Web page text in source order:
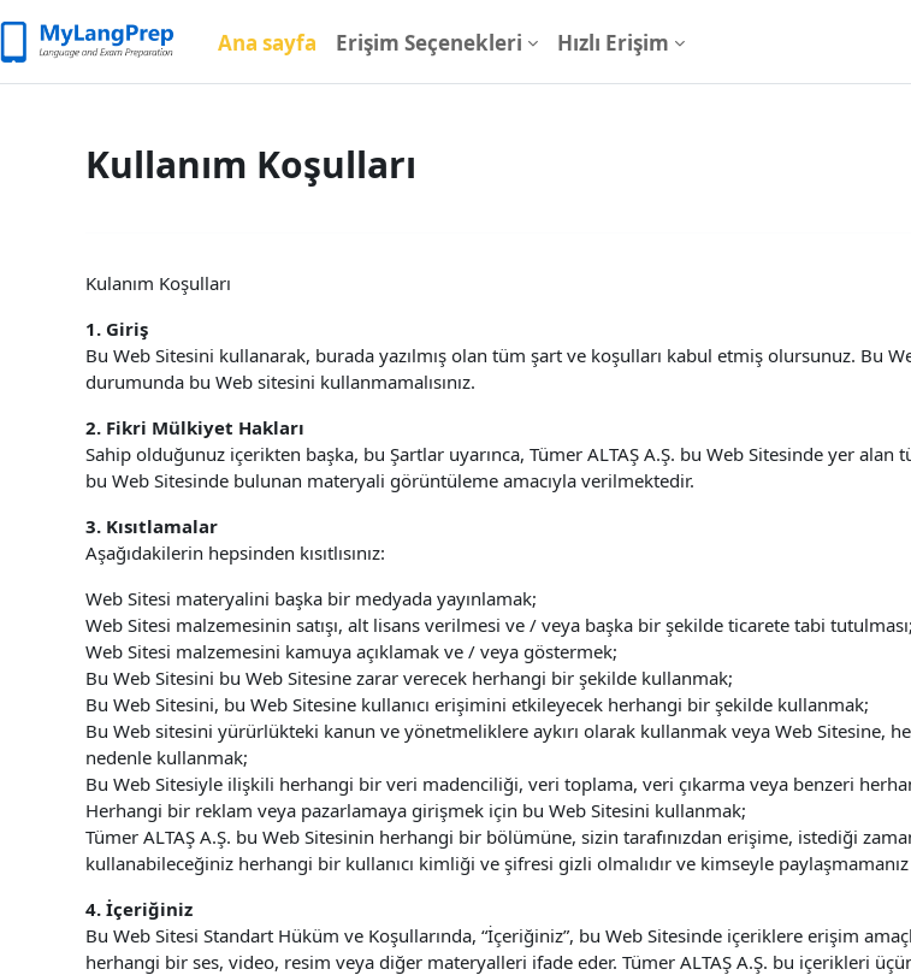
Ana sayfa Erişim Seçenekleri Hızlı Erişim
Kullanım Koşulları
Kulanım Koşulları
1. Giriş
Bu Web Sitesini kullanarak, burada yazılmış olan tüm şart ve koşulları kabul etmiş olursunuz. Bu
durumunda bu Web sitesini kullanmamalısınız.
2. Fikri Mülkiyet Hakları
Sahip olduğunuz içerikten başka, bu Şartlar uyarınca, Tümer ALTAŞ A.Ş. bu Web Sitesinde yer alan
bu Web Sitesinde bulunan materyali görüntüleme amacıyla verilmektedir.
3. Kısıtlamalar
Aşağıdakilerin hepsinden kısıtlısınız:
Web Sitesi materyalini başka bir medyada yayınlamak;
Web Sitesi malzemesinin satışı, alt lisans verilmesi ve / veya başka bir şekilde ticarete tabi tutulması;
Web Sitesi malzemesini kamuya açıklamak ve / veya göstermek;
Bu Web Sitesini bu Web Sitesine zarar verecek herhangi bir şekilde kullanmak;
Bu Web Sitesini, bu Web Sitesine kullanıcı erişimini etkileyecek herhangi bir şekilde kullanmak;
Bu Web sitesini yürürlükteki kanun ve yönetmeliklere aykırı olarak kullanmak veya Web Sitesine,
nedenle kullanmak;
Bu Web Sitesiyle ilişkili herhangi bir veri madenciliği, veri toplama, veri çıkarma veya benzeri
Herhangi bir reklam veya pazarlamaya girişmek için bu Web Sitesini kullanmak;
Tümer ALTAŞ A.Ş. bu Web Sitesinin herhangi bir bölümüne, sizin tarafınızdan erişime, istediği
kullanabileceğiniz herhangi bir kullanıcı kimliği ve şifresi gizli olmalıdır ve kimseyle
4. İçeriğiniz
Bu Web Sitesi Standart Hüküm ve Koşullarında, “İçeriğiniz”, bu Web Sitesinde içeriklere erişim
herhangi bir ses, video, resim veya diğer materyalleri ifade eder. Tümer ALTAŞ A.Ş. bu içerikleri